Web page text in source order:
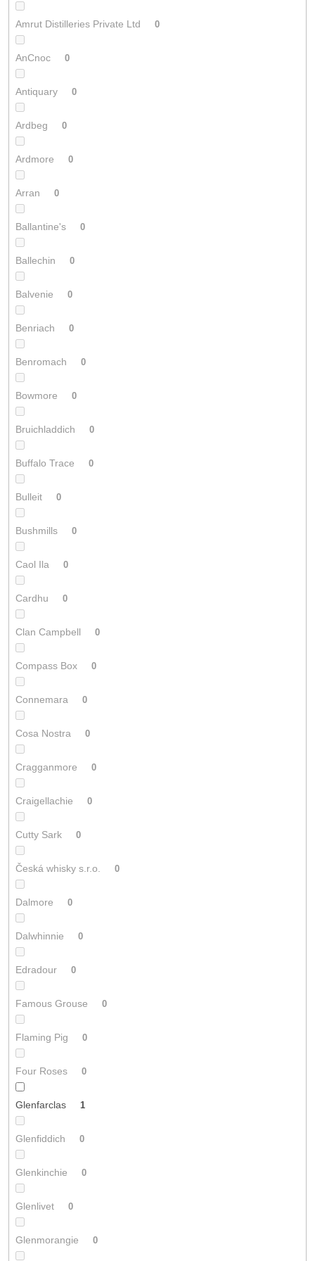
Amrut Distilleries Private Ltd 0
AnCnoc 0
Antiquary 0
Ardbeg 0
Ardmore 0
Arran 0
Ballantine's 0
Ballechin 0
Balvenie 0
Benriach 0
Benromach 0
Bowmore 0
Bruichladdich 0
Buffalo Trace 0
Bulleit 0
Bushmills 0
Caol Ila 0
Cardhu 0
Clan Campbell 0
Compass Box 0
Connemara 0
Cosa Nostra 0
Cragganmore 0
Craigellachie 0
Cutty Sark 0
Česká whisky s.r.o. 0
Dalmore 0
Dalwhinnie 0
Edradour 0
Famous Grouse 0
Flaming Pig 0
Four Roses 0
Glenfarclas 1
Glenfiddich 0
Glenkinchie 0
Glenlivet 0
Glenmorangie 0